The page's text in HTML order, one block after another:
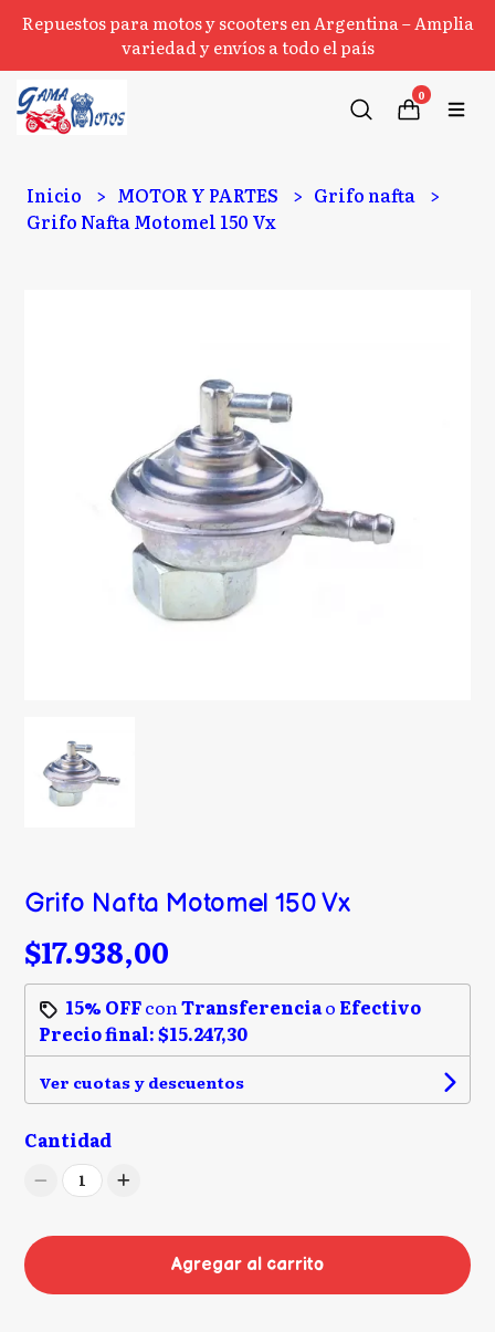
Repuestos para motos y scooters en Argentina – Amplia
variedad y envíos a todo el país
0
Inicio MOTOR Y PARTES
Grifo nafta
Grifo Nafta Motomel 150 Vx
Grifo Nafta Motomel 150 Vx
$17.938,00
15% OFFconTransferenciao Efectivo
Precio final:$15.247,30
Ver cuotas y descuentos
Cantidad
1
Agregar al carrito